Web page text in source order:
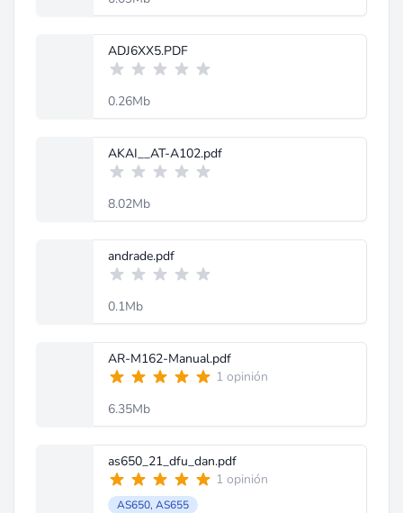
ADJ6XX5.PDF
0.26Mb
AKAI__AT-A102.pdf
8.02Mb
andrade.pdf
0.1Mb
AR-M162-Manual.pdf
1 opinión
6.35Mb
as650_21_dfu_dan.pdf
1 opinión
AS650, AS655